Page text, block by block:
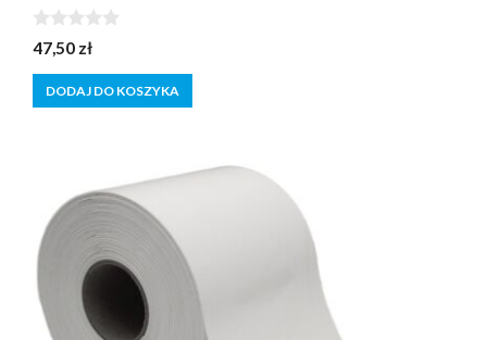
0
z
5
47,50 zł
DODAJ DO KOSZYKA